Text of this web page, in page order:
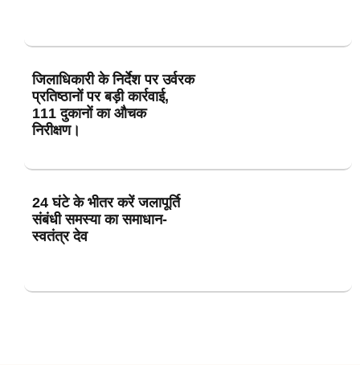
जिलाधिकारी के निर्देश पर उर्वरक
प्रतिष्ठानों पर बड़ी कार्रवाई,
111 दुकानों का औचक
निरीक्षण।
24 घंटे के भीतर करें जलापूर्ति
संबंधी समस्या का समाधान-
स्वतंत्र देव